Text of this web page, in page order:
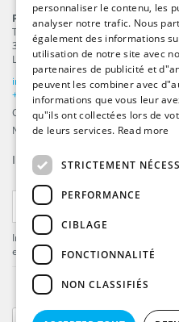
ProFlags B.V.
Tilbury 8
3897 AC,Zeewolde
Les Pays-Bas
info@beachflags.com
+31 (0) 85 401 4648
Chambre de commerce: 92559840
Numéro de TVA: NL866099657B01
Inscrivez-vous à notrefil
Inscrivez-vous pour recevoir les
et mises à jour .
personnaliser le contenu, les
analyser notre trafic. Nous
également des informations
utilisation de notre site avec
partenaires de publicité et
peuvent les combiner avec
informations que vous leur
qu"ils ont collectées lors de
de leurs services. Read more
STRICTEMENT
PERFORMANCE
CIBLAGE
FONCTIONNALITÉ
NON CLASSIFIÉS